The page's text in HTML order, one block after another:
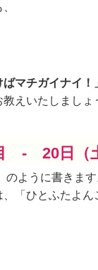
マチガイナイ！
えいたしましょ
- 20日（
のように書きます
「ひとふたよ